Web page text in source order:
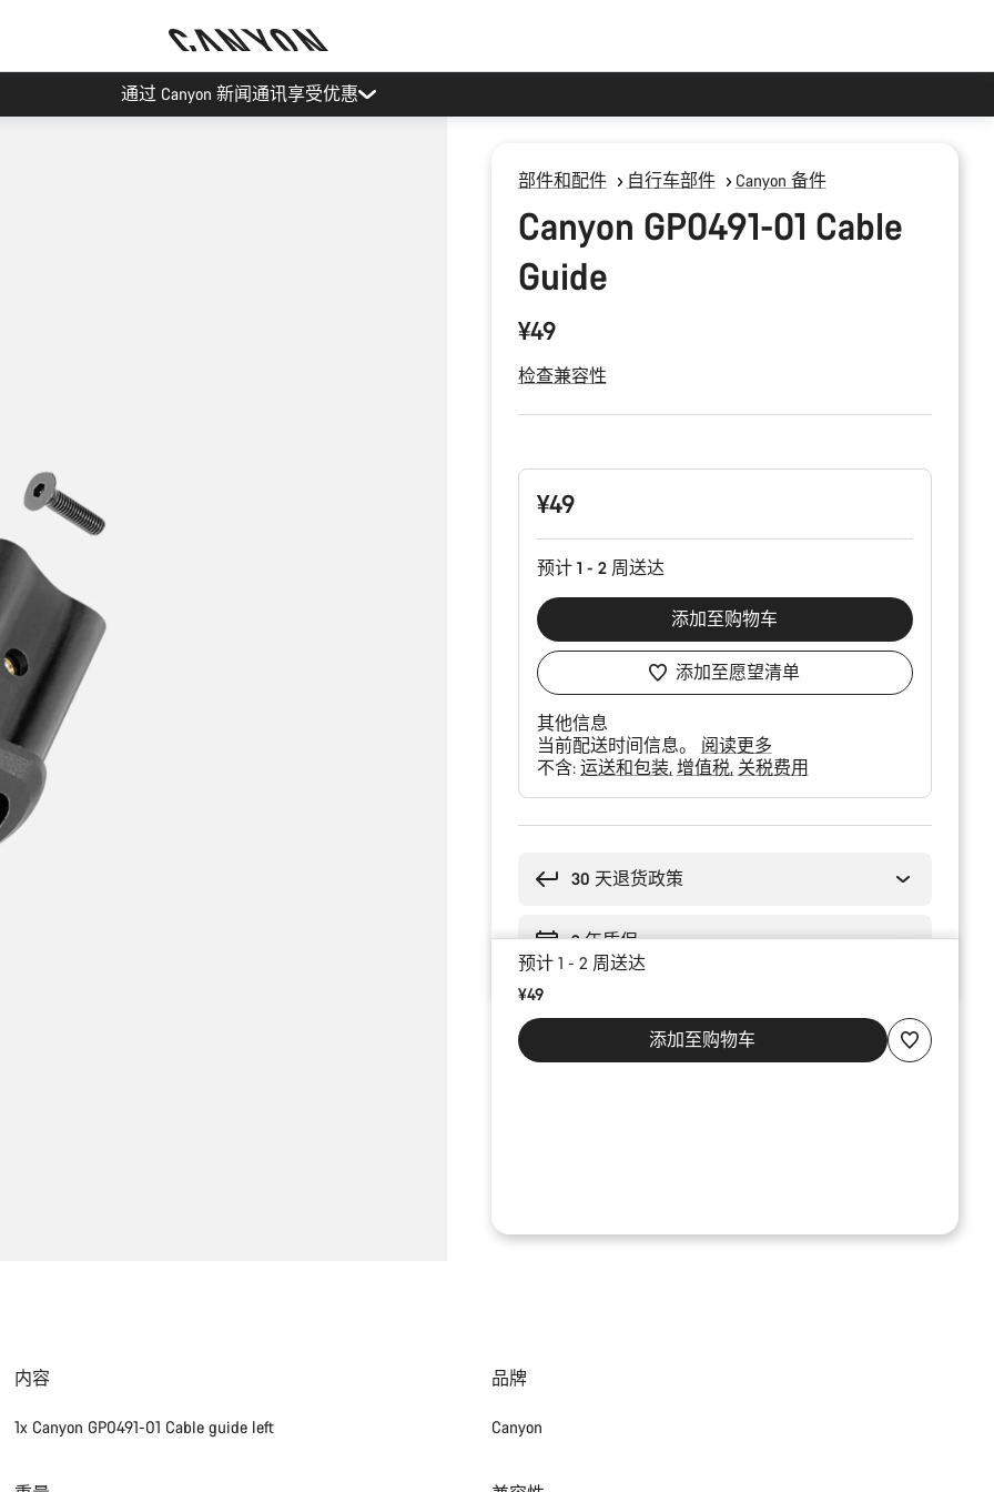
通过 Canyon 新闻通讯享受优惠
部件和配件 自行车部件 Canyon 备件
Canyon GP0491-01 Cable
Guide
¥49
检查兼容性
配
¥49
预计 1 - 2 周送达
添加至购物车
添加至愿望清单
其他信息
当前配送时间信息。 阅读更多
不含: 运送和包装 增值税 关税费用
30 天退货政策
2 年质保
预计 1 - 2 周送达
¥49
添加至购物车
内容
1x Canyon GP0491-01 Cable guide left
品牌
Canyon